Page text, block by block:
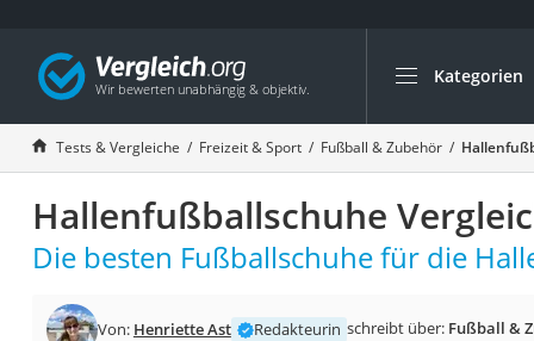
Kategorien
Die beliebtesten
Freizeit & Sport
Gartentrampolin
Trampolin
Metalldetektor
Trampolin 366 cm
Tests & Vergleiche Freizeit & Sport Fußball & Zubehör
Hallenfußballschuhe
Die besten Fußballschuhe für die
Von: Henriette Ast Redakteurin schreibt über: Fußball &